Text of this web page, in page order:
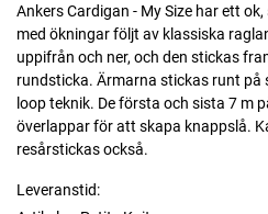
Ankers Cardigan - My Size har ett
med ökningar följt av klassiska
uppifrån och ner, och den stickas
rundsticka. Ärmarna stickas runt på
loop teknik. De första och sista 7 m
överlappar för att skapa knappslå.
resårstickas också.
Leveranstid: